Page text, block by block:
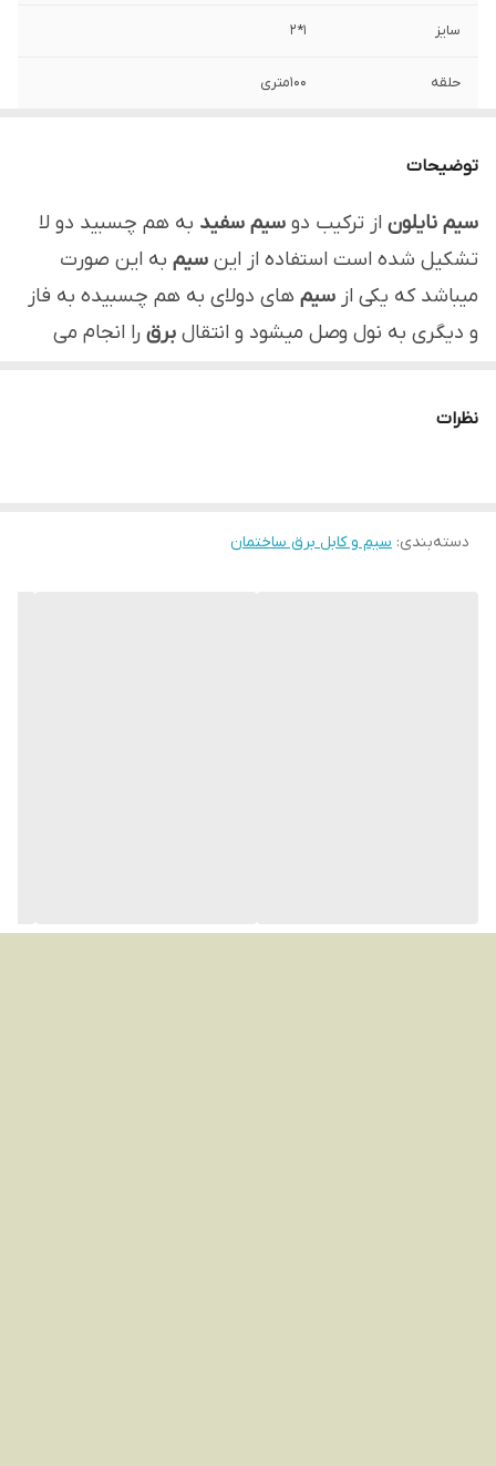
سایز 1*2
حلقه 100متری
توضیحات
سیم نایلون از ترکیب دو سیم سفید به هم چسبید دو لا
تشکیل شده است استفاده از این سیم به این صورت
میباشد که یکی از سیم های دولای به هم چسبیده به فاز
و دیگری به نول وصل میشود و انتقال برق را انجام می
خیلی بالایی ندارند نیست استفاده کرد.
نظرات
دسته‌بندی: سیم و کابل برق ساختمان